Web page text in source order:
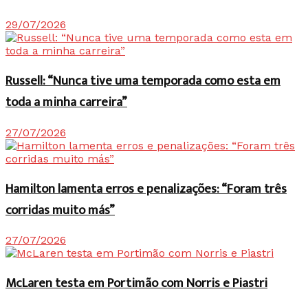
29/07/2026
Russell: “Nunca tive uma temporada como esta em
toda a minha carreira”
27/07/2026
Hamilton lamenta erros e penalizações: “Foram três
corridas muito más”
27/07/2026
McLaren testa em Portimão com Norris e Piastri